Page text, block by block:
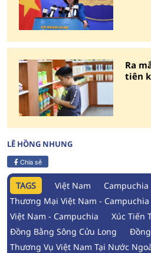
Ra
tiên
LÊ HỒNG NHUNG
Chia sẻ
TAGS Việt Nam
Campuchia
Thương Mại Việt Nam - Campuchia
Việt Nam - Campuchia
Xúc Tiến
Đồng Bằng Sông Cửu Long
Thương Vụ Việt Nam Tại Nước